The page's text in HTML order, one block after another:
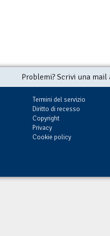
Problemi? Scrivi una
Termini del servizio
Diritto di recesso
Copyright
Privacy
Cookie policy